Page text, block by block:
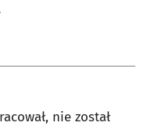
nie został